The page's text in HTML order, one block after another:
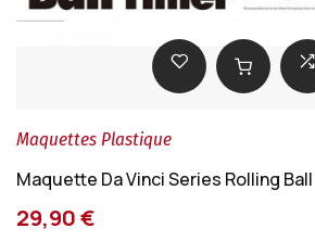
Maquettes Plastique
Maquette Da Vinci Series Rolling
29,90 €